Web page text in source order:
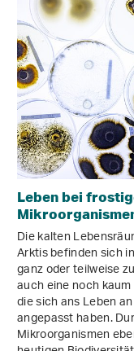
Leben bei
Die kalten
Arktis befinden sich
ganz oder teilweise
auch eine noch
die sich ans Leben
angepasst haben.
Mikroorganismen